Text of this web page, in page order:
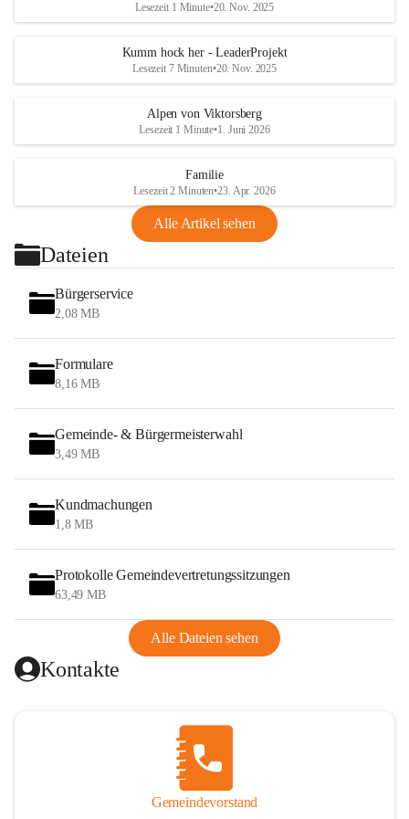
Lesezeit 1 Minute•20. Nov. 2025
Kumm hock her - LeaderProjekt
Lesezeit 7 Minuten•20. Nov. 2025
Alpen von Viktorsberg
Lesezeit 1 Minute•1. Juni 2026
Familie
Lesezeit 2 Minuten•23. Apr. 2026
Alle Artikel sehen
Dateien
Bürgerservice
2,08 MB
Formulare
8,16 MB
Gemeinde- & Bürgermeisterwahl
3,49 MB
Kundmachungen
1,8 MB
Protokolle Gemeindevertretungssitzungen
63,49 MB
Alle Dateien sehen
Kontakte
Gemeindevorstand